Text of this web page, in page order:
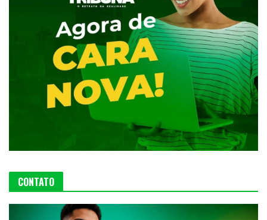
CONTATO